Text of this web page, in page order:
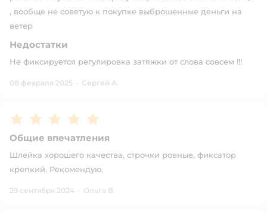
, вообще не советую к покупке выброшенные деньги на
ветер
Недостатки
Не фиксируется регулировка затяжки от слова совсем !!!
08 февраля 2025 · Сергей А.
Рейтинг:5
Общие впечатления
Шлейка хорошего качества, строчки ровные, фиксатор
крепкий. Рекомендую.
29 сентября 2024 · Ольга В.